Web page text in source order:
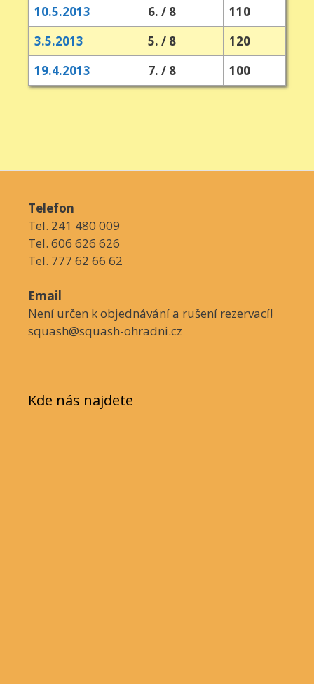
10.5.2013
6. / 8
110
3.5.2013
5. / 8
120
19.4.2013
7. / 8 100
Telefon
Tel. 241 480 009
Tel. 606 626 626
Tel. 777 62 66 62
Email
Není určen k objednávání a rušení rezervací!
squash@squash-ohradni.cz
Kde nás najdete